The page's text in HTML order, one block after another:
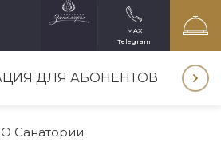
MAX
Telegram
ДЛЯ АБОНЕНТОВ
O Санатории